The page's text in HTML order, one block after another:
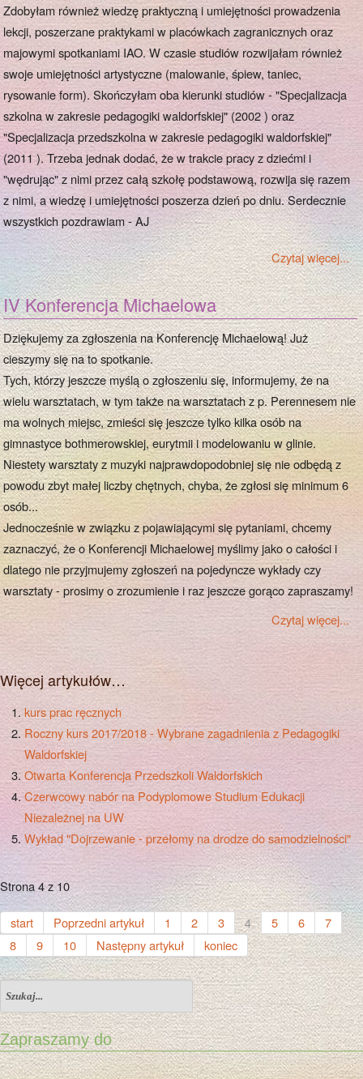
Zdobyłam również wiedzę praktyczną i umiejętności prowadzenia
lekcji, poszerzane praktykami w placówkach zagranicznych oraz
majowymi spotkaniami IAO. W czasie studiów rozwijałam również
swoje umiejętności artystyczne (malowanie, śpiew, taniec,
rysowanie form). Skończyłam oba kierunki studiów - "Specjalizacja
szkolna w zakresie pedagogiki waldorfskiej" (2002 ) oraz
"Specjalizacja przedszkolna w zakresie pedagogiki waldorfskiej"
(2011 ). Trzeba jednak dodać, że w trakcie pracy z dziećmi i
"wędrując" z nimi przez całą szkołę podstawową, rozwija się razem
z nimi, a wiedzę i umiejętności poszerza dzień po dniu. Serdecznie
wszystkich pozdrawiam - AJ
Czytaj więcej...
IV Konferencja Michaelowa
Dziękujemy za zgłoszenia na Konferencję Michaelową! Już
cieszymy się na to spotkanie.
Tych, którzy jeszcze myślą o zgłoszeniu się, informujemy, że na
wielu warsztatach, w tym także na warsztatach z p. Perennesem nie
ma wolnych miejsc, zmieści się jeszcze tylko kilka osób na
gimnastyce bothmerowskiej, eurytmii i modelowaniu w glinie.
Niestety warsztaty z muzyki najprawdopodobniej się nie odbędą z
powodu zbyt małej liczby chętnych, chyba, że zgłosi się minimum 6
osób...
Jednocześnie w związku z pojawiającymi się pytaniami, chcemy
zaznaczyć, że o Konferencji Michaelowej myślimy jako o całości i
dlatego nie przyjmujemy zgłoszeń na pojedyncze wykłady czy
warsztaty - prosimy o zrozumienie i raz jeszcze gorąco zapraszamy!
Czytaj więcej...
Więcej artykułów…
kurs prac ręcznych
Roczny kurs 2017/2018 - Wybrane zagadnienia z Pedagogiki
Waldorfskiej
Otwarta Konferencja Przedszkoli Waldorfskich
Czerwcowy nabór na Podyplomowe Studium Edukacji
Niezależnej na UW
Wykład "Dojrzewanie - przełomy na drodze do samodzielności"
Strona 4 z 10
start Poprzedni artykuł 1 2 3 4 5 6
7
8
9 10 Następny artykuł koniec
Zapraszamy do